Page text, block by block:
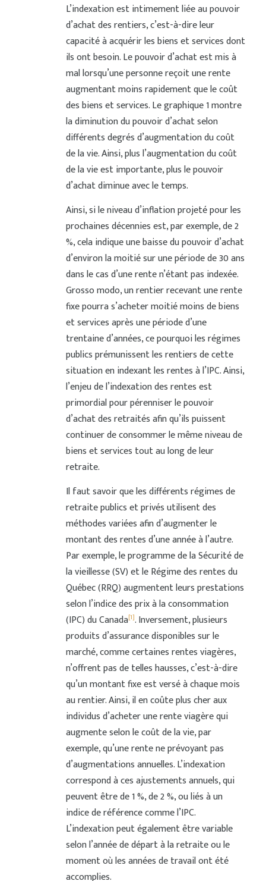
L’indexation est intimement liée au pouvoir
d’achat des rentiers, c’est-à-dire leur
capacité à acquérir les biens et services dont
ils ont besoin. Le pouvoir d’achat est mis à
mal lorsqu’une personne reçoit une rente
augmentant moins rapidement que le coût
des biens et services. Le graphique 1 montre
la diminution du pouvoir d’achat selon
différents degrés d’augmentation du coût
de la vie. Ainsi, plus l’augmentation du coût
de la vie est importante, plus le pouvoir
d’achat diminue avec le temps.
Ainsi, si le niveau d’inflation projeté pour les
prochaines décennies est, par exemple, de 2
%, cela indique une baisse du pouvoir d’achat
d’environ la moitié sur une période de 30 ans
dans le cas d’une rente n’étant pas indexée.
Grosso modo, un rentier recevant une rente
fixe pourra s’acheter moitié moins de biens
et services après une période d’une
trentaine d’années, ce pourquoi les régimes
publics prémunissent les rentiers de cette
situation en indexant les rentes à l’IPC. Ainsi,
l’enjeu de l’indexation des rentes est
primordial pour pérenniser le pouvoir
d’achat des retraités afin qu’ils puissent
continuer de consommer le même niveau de
biens et services tout au long de leur
retraite.
Il faut savoir que les différents régimes de
retraite publics et privés utilisent des
méthodes variées afin d’augmenter le
montant des rentes d’une année à l’autre.
Par exemple, le programme de la Sécurité de
la vieillesse (SV) et le Régime des rentes du
Québec (RRQ) augmentent leurs prestations
selon l’indice des prix à la consommation
(IPC) du Canada[1]. Inversement, plusieurs
produits d’assurance disponibles sur le
marché, comme certaines rentes viagères,
n’offrent pas de telles hausses, c’est-à-dire
qu’un montant fixe est versé à chaque mois
au rentier. Ainsi, il en coûte plus cher aux
individus d’acheter une rente viagère qui
augmente selon le coût de la vie, par
exemple, qu’une rente ne prévoyant pas
d’augmentations annuelles. L’indexation
correspond à ces ajustements annuels, qui
peuvent être de 1 %, de 2 %, ou liés à un
indice de référence comme l’IPC.
L’indexation peut également être variable
selon l’année de départ à la retraite ou le
moment où les années de travail ont été
accomplies.